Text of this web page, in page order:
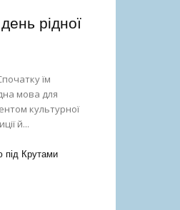
рідної
їм
мова для
культурної
й...
під Крутами